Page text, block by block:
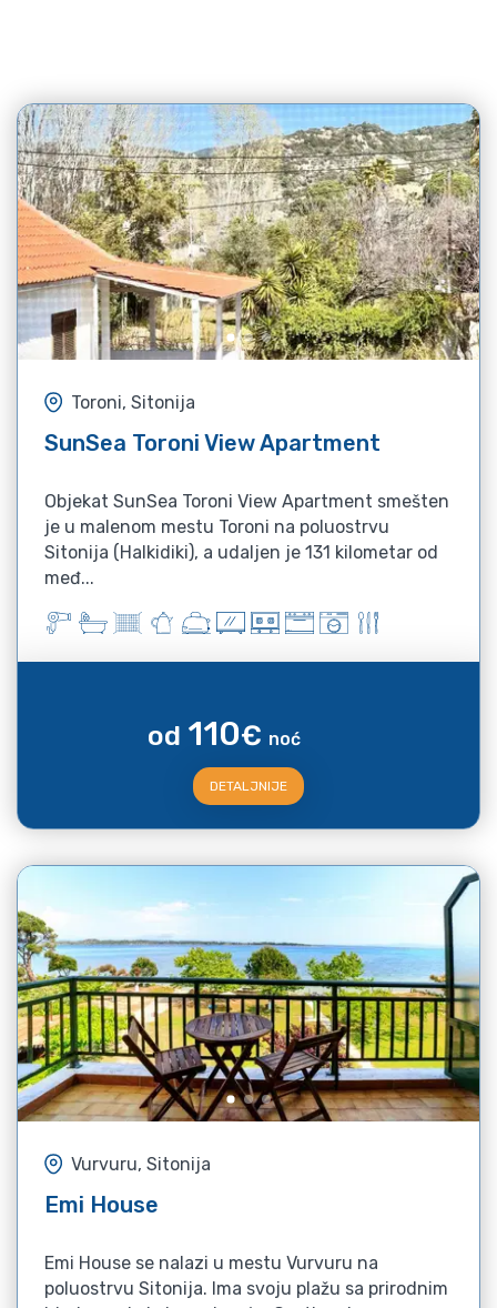
Toroni, Sitonija
SunSea Toroni View Apartment
Objekat SunSea Toroni View Apartment smešten
je u malenom mestu Toroni na poluostrvu
Sitonija (Halkidiki), a udaljen je 131 kilometar od
međ...
od 110€ noć
DETALJNIJE
Vurvuru, Sitonija
Emi House
Emi House se nalazi u mestu Vurvuru na
poluostrvu Sitonija. Ima svoju plažu sa prirodnim